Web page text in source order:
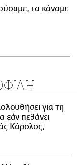
τα κάναμε
για τη
εάν πεθάνει
Κάρολος;